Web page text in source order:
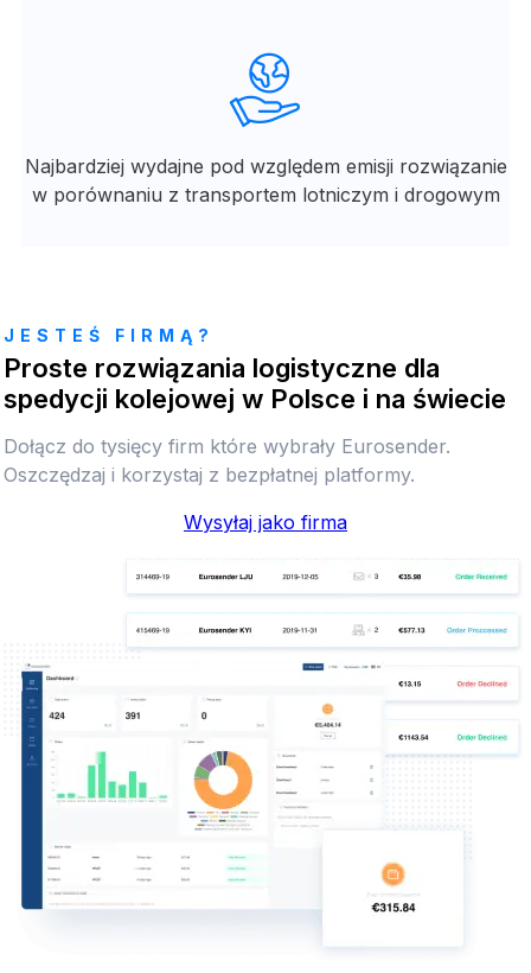
Najbardziej wydajne pod względem emisji rozwiązanie
w porównaniu z transportem lotniczym i drogowym
JESTEŚ FIRMĄ?
Proste rozwiązania logistyczne dla
spedycji kolejowej w Polsce i na świecie
Dołącz do tysięcy firm które wybrały Eurosender.
Oszczędzaj i korzystaj z bezpłatnej platformy.
Wysyłaj jako firma